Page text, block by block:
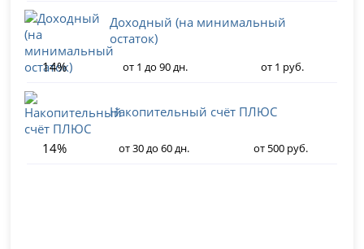
Доходный (на минимальный
остаток)
14%
от 1 до 90 дн. от 1 руб.
Накопительный счёт ПЛЮС
14% от 30 до 60 дн. от 500 руб.